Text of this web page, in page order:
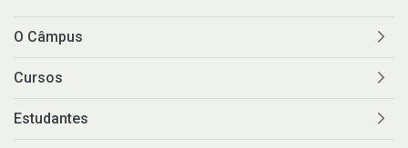
O Câmpus
Cursos
Estudantes